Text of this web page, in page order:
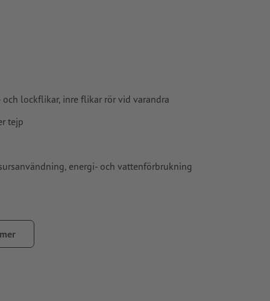
lockflikar, inre flikar rör vid varandra
tejp
energi- och vattenförbrukning